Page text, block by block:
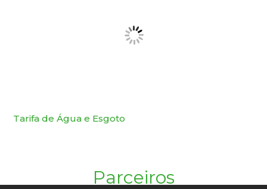
Tarifa de Água e Esgoto
Parceiros